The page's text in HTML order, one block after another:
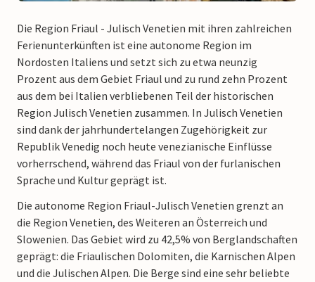
Die Region Friaul - Julisch Venetien mit ihren zahlreichen
Ferienunterkünften ist eine autonome Region im
Nordosten Italiens und setzt sich zu etwa neunzig
Prozent aus dem Gebiet Friaul und zu rund zehn Prozent
aus dem bei Italien verbliebenen Teil der historischen
Region Julisch Venetien zusammen. In Julisch Venetien
sind dank der jahrhundertelangen Zugehörigkeit zur
Republik Venedig noch heute venezianische Einflüsse
vorherrschend, während das Friaul von der furlanischen
Sprache und Kultur geprägt ist.
Die autonome Region Friaul-Julisch Venetien grenzt an
die Region Venetien, des Weiteren an Österreich und
Slowenien. Das Gebiet wird zu 42,5% von Berglandschaften
geprägt: die Friaulischen Dolomiten, die Karnischen Alpen
und die Julischen Alpen. Die Berge sind eine sehr beliebte